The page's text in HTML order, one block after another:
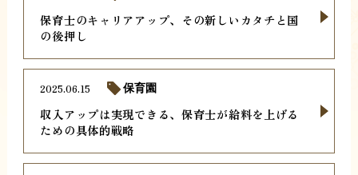
保育士のキャリアアップ、その新しいカタチと国
の後押し
収入アップは実現できる、保育士が給料を上げる
ための具体的戦略
2025.06.15 保育園